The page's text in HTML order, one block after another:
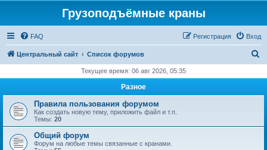
Грузоподъёмные краны
FAQ Вход
Регистрация
Центральный сайт Список форумов
с
Текущее время: 06 авг 2026, 05:35
Разное
Правила пользования форумом
Как создать новую тему, приложить файл и т.п.
Темы: 20
Общий форум
Форум на любые темы связанные с кранами.